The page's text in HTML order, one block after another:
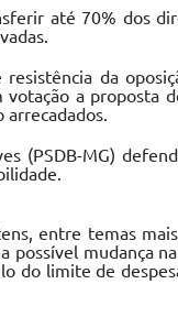
até 70% dos
da
votação a
arrecadados.
(PSDB-MG)
entre temas
possível mudança
do limite de